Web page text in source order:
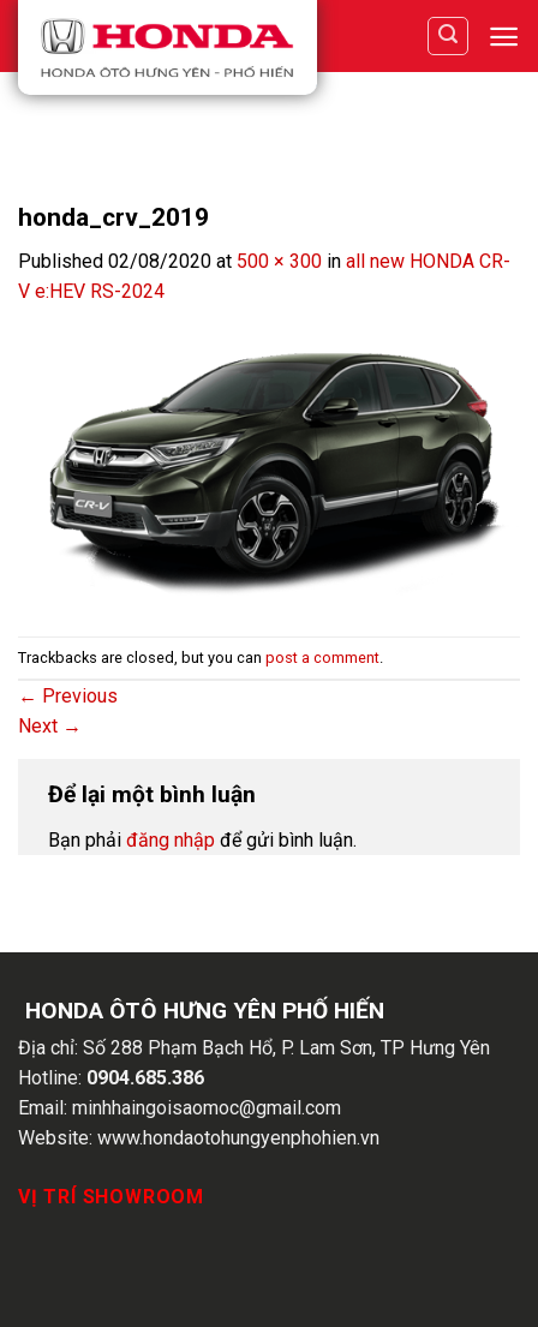
content
honda_crv_2019
Published 02/08/2020 at 500 × 300 in all new HONDA CR-
V e:HEV RS-2024
Trackbacks are closed, but you can post a comment
← Previous
Next →
Để lại một bình luận
Bạn phải đăng nhập để gửi bình luận.
HONDA ÔTÔ HƯNG YÊN PHỐ HIẾN
Địa chỉ: Số 288 Phạm Bạch Hổ, P. Lam Sơn, TP Hưng Yên
Hotline: 0904.685.386
Email: minhhaingoisaomoc@gmail.com
Website: www.hondaotohungyenphohien.vn
VỊ TRÍ SHOWROOM